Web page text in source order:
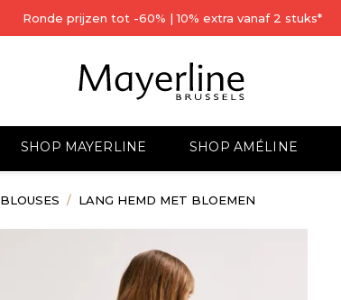
Ronde prijzen tot -60% | 10% extra vanaf 2 stuks*
SHOP MAYERLINE SHOP AMÉLINE
BLOUSES LANG HEMD MET BLOEMEN